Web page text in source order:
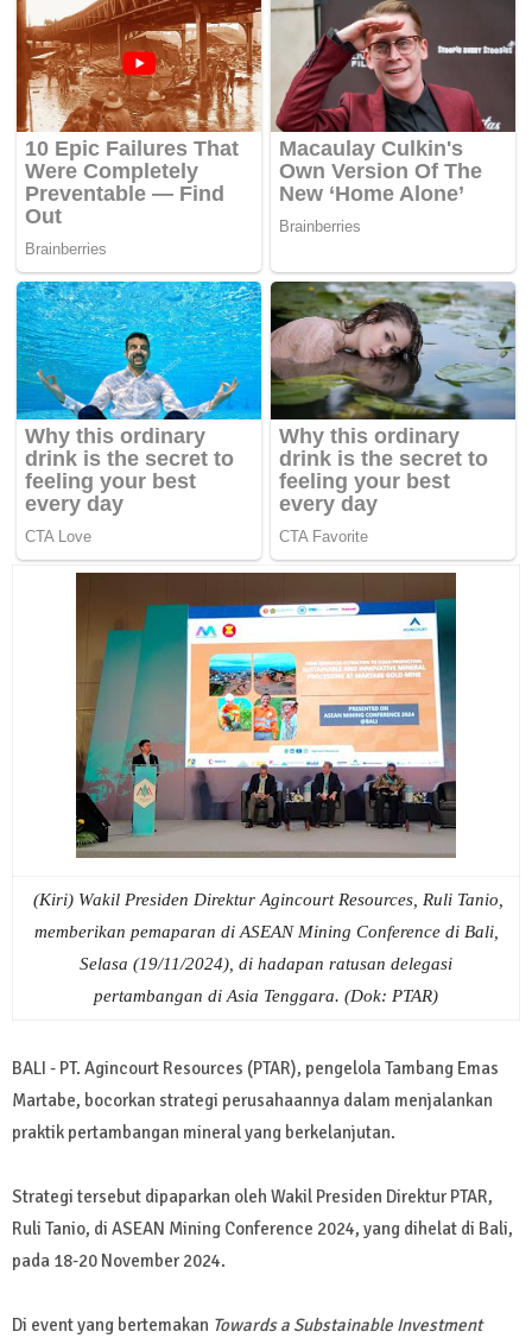
(Kiri) Wakil Presiden Direktur Agincourt Resources, Ruli Tanio,
memberikan pemaparan di ASEAN Mining Conference di Bali,
Selasa (19/11/2024), di hadapan ratusan delegasi
pertambangan di Asia Tenggara. (Dok: PTAR)
BALI - PT. Agincourt Resources (PTAR), pengelola Tambang Emas
Martabe, bocorkan strategi perusahaannya dalam menjalankan
praktik pertambangan mineral yang berkelanjutan.
Strategi tersebut dipaparkan oleh Wakil Presiden Direktur PTAR,
Ruli Tanio, di ASEAN Mining Conference 2024, yang dihelat di Bali,
pada 18-20 November 2024.
Di event yang bertemakan Towards a Substainable Investment